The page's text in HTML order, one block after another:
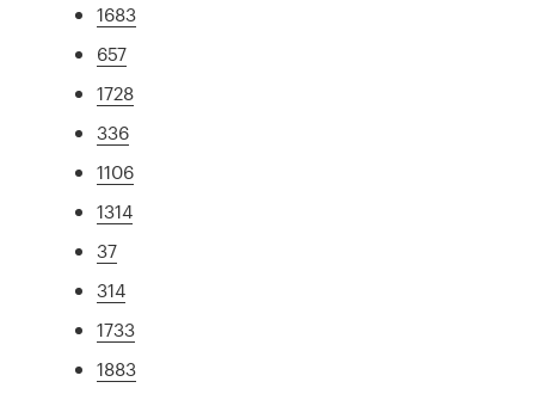
1683
657
1728
336
1106
1314
37
314
1733
1883